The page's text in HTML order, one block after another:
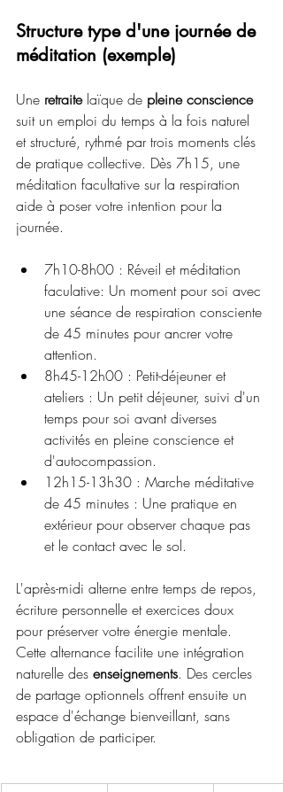
Structure type d'une journée de
méditation (exemple)
Une retraite laïque de pleine conscience
suit un emploi du temps à la fois naturel
et structuré, rythmé par trois moments clés
de pratique collective. Dès 7h15, une
méditation facultative sur la respiration
aide à poser votre intention pour la
journée.
7h10-8h00 : Réveil et méditation
faculative: Un moment pour soi avec
une séance de respiration consciente
de 45 minutes pour ancrer votre
attention.
8h45-12h00 : Petit-déjeuner et
ateliers : Un petit déjeuner, suivi d'un
temps pour soi avant diverses
activités en pleine conscience et
d'autocompassion.
12h15-13h30 : Marche méditative
de 45 minutes : Une pratique en
extérieur pour observer chaque pas
et le contact avec le sol.
L'après-midi alterne entre temps de repos,
écriture personnelle et exercices doux
pour préserver votre énergie mentale.
Cette alternance facilite une intégration
naturelle des enseignements. Des cercles
de partage optionnels offrent ensuite un
espace d'échange bienveillant, sans
obligation de participer.